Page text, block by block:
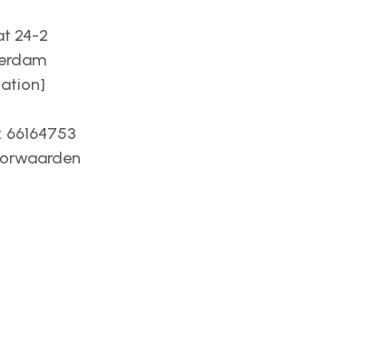
24-2
66164753